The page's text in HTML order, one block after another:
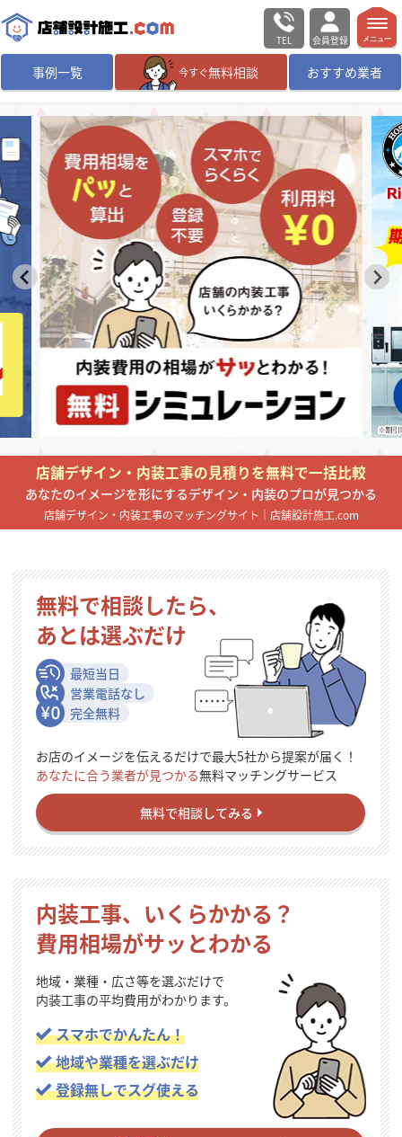
TEL 会員登録
事例一覧 今すぐ無料相談 おすすめ業者
ログイン／会員登録
デザイン設計・施工業者を探す
店舗・商業施設の 施工事例を探す
マッチング案件一覧
店舗設計施工.comとは
内装の費用相場シミュレーター
掲載希望のデザイン設計・施工会社様へ
店舗開業・改装をご検討中の方へ
メニュー
店舗デザイン・内装工事の見積りを無料で一括比較
あなたのイメージを形にするデザイン・内装のプロが見つかる
店舗デザイン・内装工事のマッチングサイト｜店舗設計施工.com
無料で相談したら、
あとは選ぶだけ
最短当日
営業電話なし
完全無料
お店のイメージを伝えるだけで最大5社から提案が届く！
あなたに合う業者が見つかる無料マッチングサービス
無料で相談してみる
内装工事、いくらかかる？
費用相場がサッとわかる
地域・業種・広さ等を選ぶだけで
内装工事の平均費用がわかります。
スマホでかんたん！
地域や業種を選ぶだけ
登録無しでスグ使える